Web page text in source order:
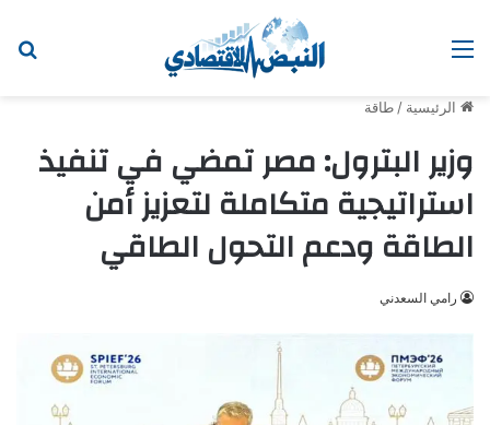
القائمة
الرئيسية / طاقة
وزير البترول: مصر تمضي في تنفيذ
استراتيجية متكاملة لتعزيز أمن
الطاقة ودعم التحول الطاقي
رامي السعدني